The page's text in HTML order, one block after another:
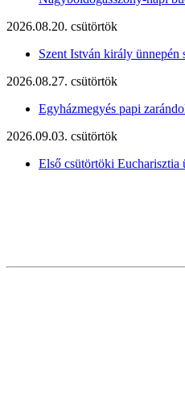
2026.08.20. csütörtök
Szent István király ünnepén
2026.08.27. csütörtök
Egyházmegyés papi
2026.09.03. csütörtök
Első csütörtöki Eucharisztia